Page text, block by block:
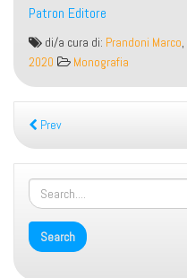
Patron Editore
Suomi!
Nederlands!
partecipative
di
delle
lingue
di/a cura di: Prandoni Marco,
2020
Monografia
Prev